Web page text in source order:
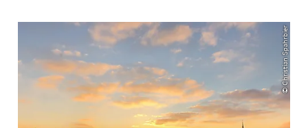
© Christian Spahrbier